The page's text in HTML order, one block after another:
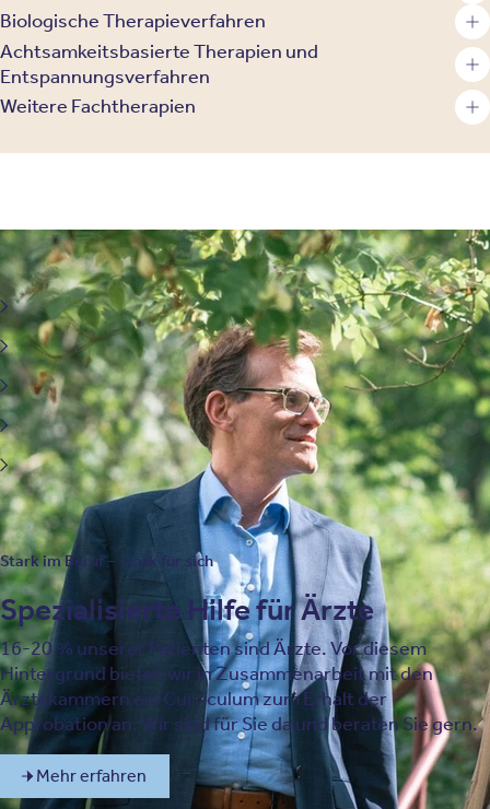
Biologische Therapieverfahren
Achtsamkeitsbasierte Therapien und
Entspannungsverfahren
Weitere Fachtherapien
Wir behandeln psychische Erkrankungen - und stärken
Ihre seelische Gesundheit
Ärztegesundheit
Abhängigkeitserkrankungen
Verhaltenssüchte
Traumafolgestörungen
Zwangserkrankungen und verwandte Störungen
Stark im Beruf – stark für sich
Spezialisierte Hilfe für Ärzte
16-20 % unserer Patienten sind Ärzte. Vor diesem
Hintergrund bieten wir in Zusammenarbeit mit den
Ärztekammern ein Curriculum zum Erhalt der
Approbation an. Wir sind für Sie da und beraten Sie gern.
Mehr erfahren